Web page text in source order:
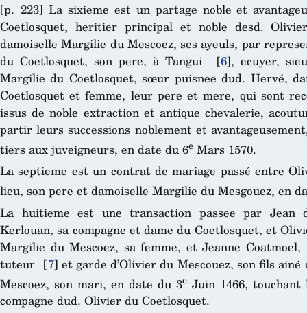
[p. 223] La sixieme est un partage noble et
Coetlosquet, heritier principal et noble desd.
damoiselle Margilie du Mescoez, ses ayeuls, par
du Coetlosquet, son pere, à Tangui
[6], ecuyer,
Margilie du Coetlosquet, sœur puisnee dud. Hervé,
Coetlosquet et femme, leur pere et mere, qui sont
issus de noble extraction et antique chevalerie,
partir leurs successions noblement et
tiers aux juveigneurs, en date du 6e Mars 1570.
La septieme est un contrat de mariage passé entre
lieu, son pere et damoiselle Margilie du Mesgouez, en
La huitieme est une transaction passee par Jean
Kerlouan, sa compagne et dame du Coetlosquet, et
Margilie du Mescoez, sa femme, et Jeanne
tuteur [7] et garde d’Olivier du Mescouez, son fils
Mescoez, son mari, en date du 3e Juin 1466,
compagne dud. Olivier du Coetlosquet.